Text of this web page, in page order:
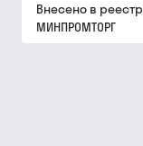
Внесено в реестр
МИНПРОМТОРГ